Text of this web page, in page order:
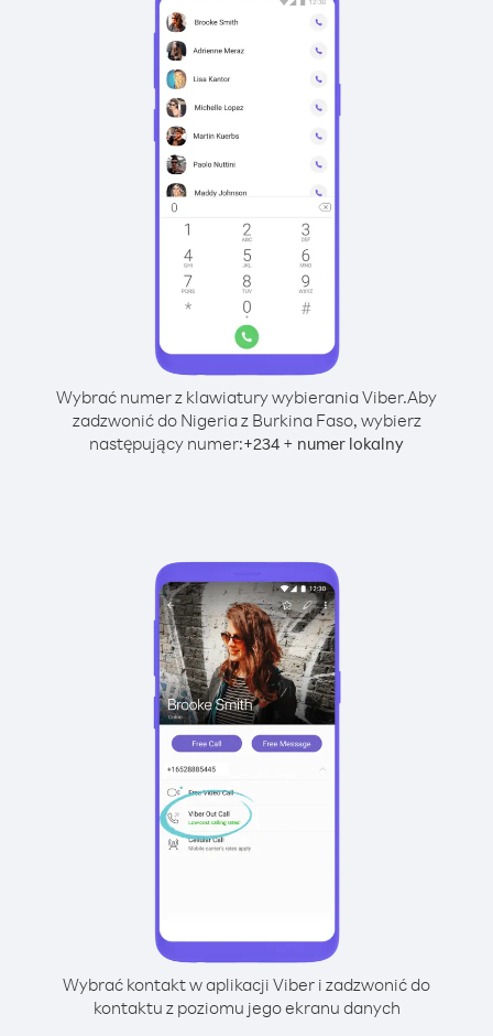
Wybrać numer z klawiatury wybierania Viber.Aby
zadzwonić do Nigeria z Burkina Faso, wybierz
następujący numer:+234 + numer lokalny
Wybrać kontakt w aplikacji Viber i zadzwonić do
kontaktu z poziomu jego ekranu danych